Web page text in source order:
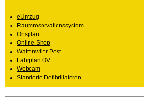
eUmzug
Raumreservationssystem
Ortsplan
Online-Shop
Wattenwiler Post
Fahrplan ÖV
Webcam
Standorte Defibrillatoren